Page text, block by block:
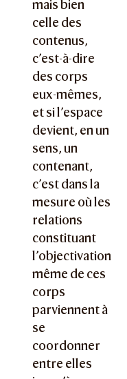
mais bien
celle des
contenus,
c’est-à-dire
des corps
eux-mêmes,
et si l’espace
devient, en un
sens, un
contenant,
c’est dans la
mesure où les
relations
constituant
l’objectivation
même de ces
corps
parviennent à
se
coordonner
entre elles